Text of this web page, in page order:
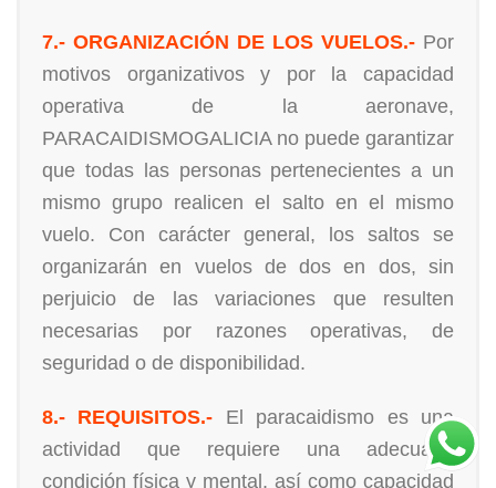
7.- ORGANIZACIÓN DE LOS VUELOS.- Por
motivos organizativos y por la capacidad
operativa de la aeronave,
PARACAIDISMOGALICIA no puede garantizar
que todas las personas pertenecientes a un
mismo grupo realicen el salto en el mismo
vuelo. Con carácter general, los saltos se
organizarán en vuelos de dos en dos, sin
perjuicio de las variaciones que resulten
necesarias por razones operativas, de
seguridad o de disponibilidad.
8.- REQUISITOS.- El paracaidismo es una
actividad que requiere una adecuada
condición física y mental, así como capacidad